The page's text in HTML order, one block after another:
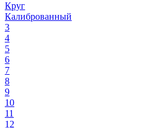
Круг
Калиброванный
3
4
5
6
7
8
9
10
11
12